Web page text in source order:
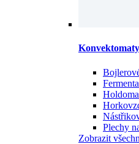
Plechy
Zobrazit